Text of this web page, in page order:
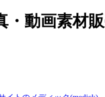
・動画素材